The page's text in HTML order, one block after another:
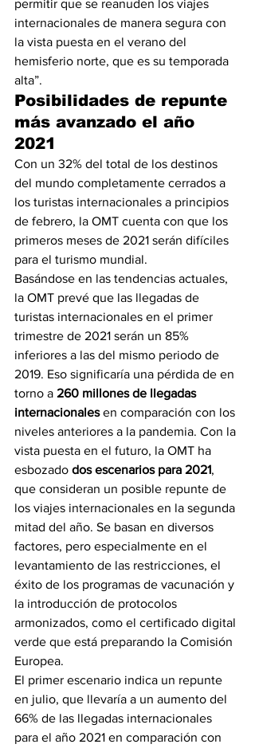
permitir que se reanuden los viajes
internacionales de manera segura con
la vista puesta en el verano del
hemisferio norte, que es su temporada
alta”.
Posibilidades de repunte
más avanzado el año
2021
Con un 32% del total de los destinos
del mundo completamente cerrados a
los turistas internacionales a principios
de febrero, la OMT cuenta con que los
primeros meses de 2021 serán difíciles
para el turismo mundial.
Basándose en las tendencias actuales,
la OMT prevé que las llegadas de
turistas internacionales en el primer
trimestre de 2021 serán un 85%
inferiores a las del mismo periodo de
2019. Eso significaría una pérdida de en
torno a 260 millones de llegadas
internacionales en comparación con los
niveles anteriores a la pandemia. Con la
vista puesta en el futuro, la OMT ha
esbozado dos escenarios para 2021,
que consideran un posible repunte de
los viajes internacionales en la segunda
mitad del año. Se basan en diversos
factores, pero especialmente en el
levantamiento de las restricciones, el
éxito de los programas de vacunación y
la introducción de protocolos
armonizados, como el certificado digital
verde que está preparando la Comisión
Europea.
El primer escenario indica un repunte
en julio, que llevaría a un aumento del
66% de las llegadas internacionales
para el año 2021 en comparación con